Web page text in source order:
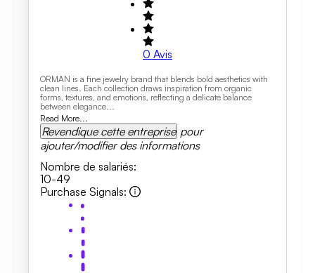
0 Avis
ORMAN is a fine jewelry brand that blends bold aesthetics with
clean lines. Each collection draws inspiration from organic
forms, textures, and emotions, reflecting a delicate balance
between elegance...
Read More...
Revendique cette entreprise pour
ajouter/modifier des informations
Nombre de salariés:
10-49
Purchase Signals: